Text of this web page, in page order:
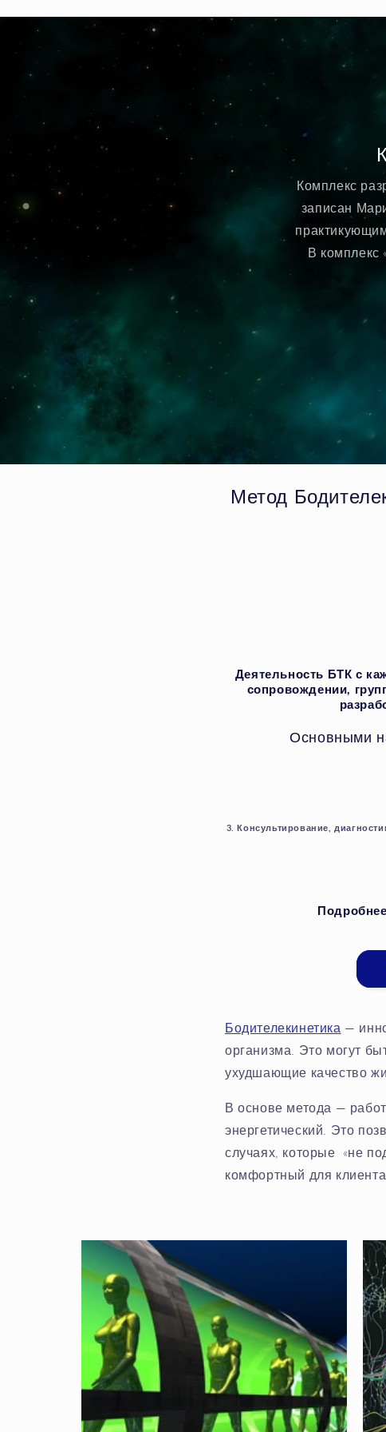
Комплекс
записан
В комплекс
Метод
Деятельность БТК с
сопровождении,
Основными
3. Консультирование,
Бодителекинетика —
организма. Это могут
ухудшающие качество
В основе метода —
энергетический. Это
случаях, которые «не
комфортный для